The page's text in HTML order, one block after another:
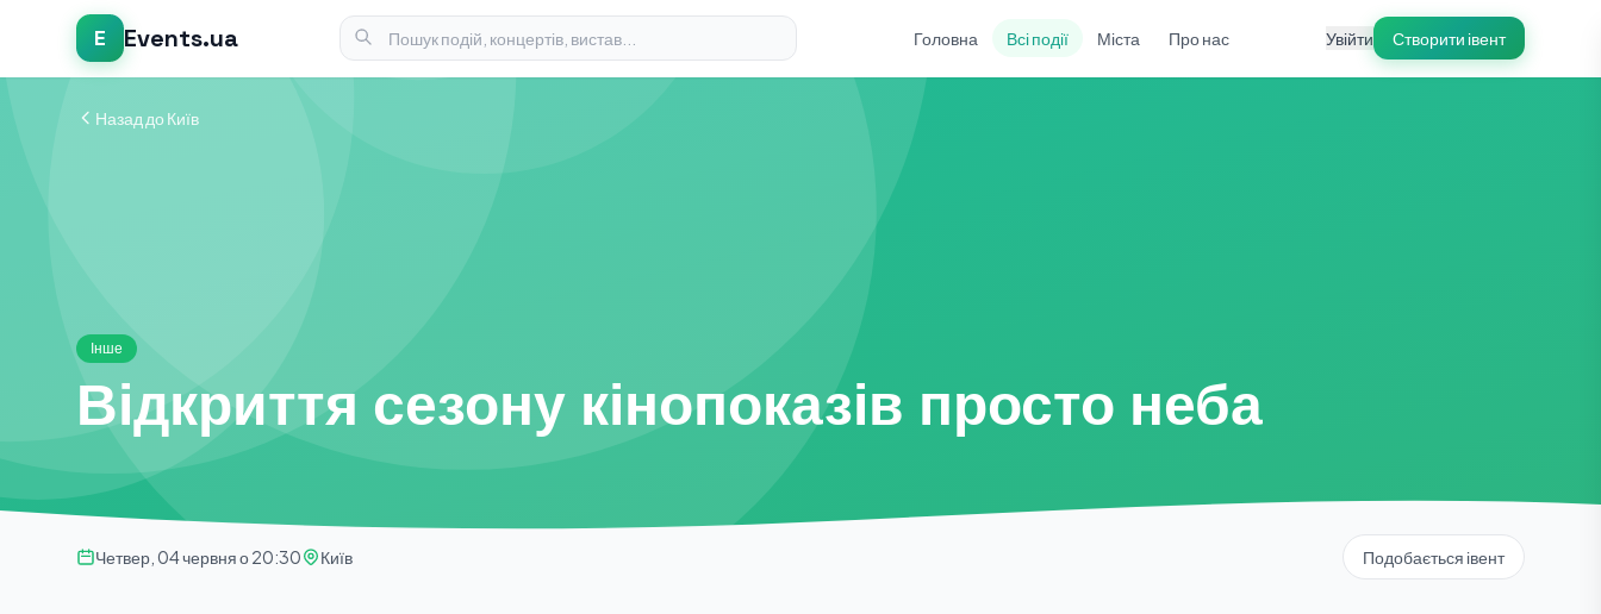
E Events.ua Головна Всі події Міста Про нас Увійти Створити івент
Назад до Київ
Інше
Відкриття сезону кінопоказів просто неба
Четвер, 04 червня о 20:30 Київ Подобається івент